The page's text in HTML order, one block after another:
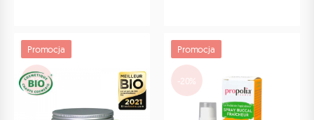
Promocja
-20%
Promocja
-20%